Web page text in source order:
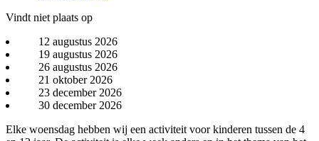
Vindt niet plaats op
12 augustus 2026
19 augustus 2026
26 augustus 2026
21 oktober 2026
23 december 2026
30 december 2026
Elke woensdag hebben wij een activiteit voor kinderen tussen de 4